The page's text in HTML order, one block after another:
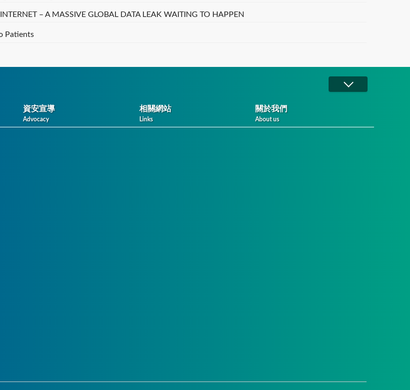
– A MASSIVE GLOBAL DATA LEAK WAITING TO HAPPEN
Patients
資安宣導
Advocacy
相關網站
Links
關於我們
About us